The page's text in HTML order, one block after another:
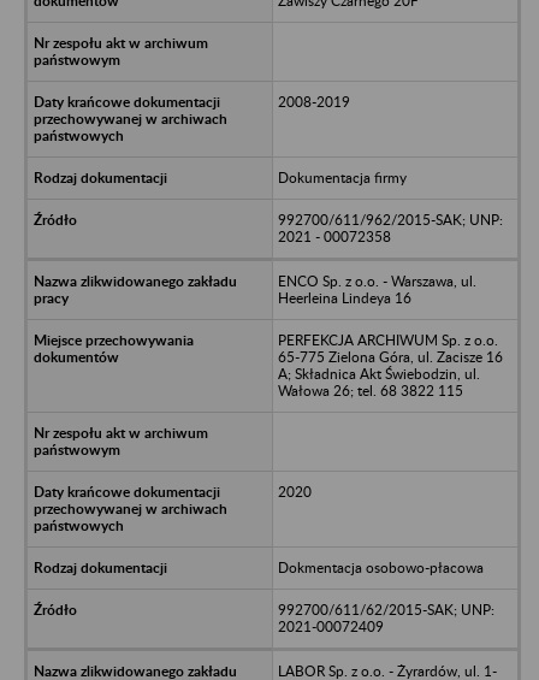
2008-2019
Dokumentacja firmy
992700/611/962/2015-SAK; UNP:
2021 - 00072358
ENCO Sp. z o.o. - Warszawa, ul.
Heerleina Lindeya 16
PERFEKCJA ARCHIWUM Sp. z o.o.
65-775 Zielona Góra, ul. Zacisze 16
A; Składnica Akt Świebodzin, ul.
Wałowa 26; tel. 68 3822 115
2020
Dokmentacja osobowo-płacowa
992700/611/62/2015-SAK; UNP:
2021-00072409
LABOR Sp. z o.o. - Żyrardów, ul. 1-